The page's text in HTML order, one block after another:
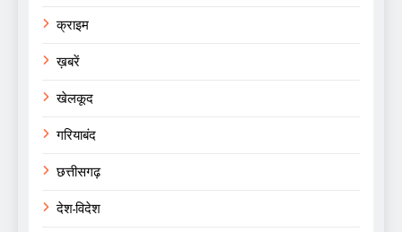
क्राइम
ख़बरें
खेलकूद
गरियाबंद
छत्तीसगढ़
देश-विदेश